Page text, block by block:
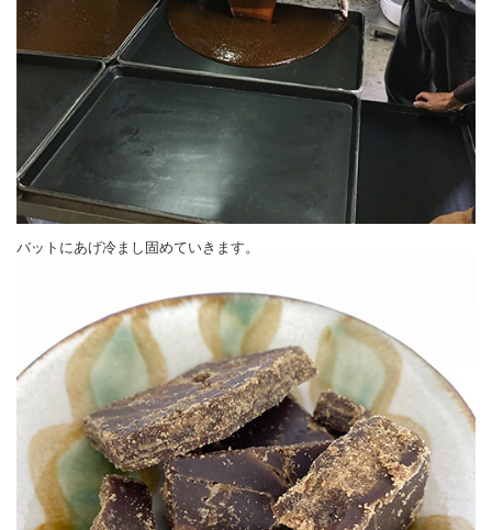
バットにあげ冷まし固めていきます。